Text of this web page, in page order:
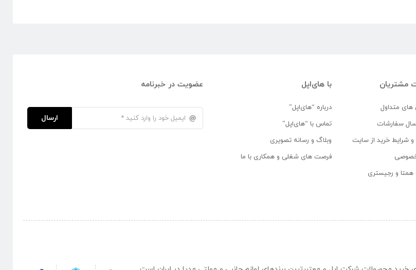
مشتریان
متداول
سفارشات
و شرایط خرید از سایت
همتا و رجیستری
با های‌اپل
درباره “های‌اپل”
تماس با “های‌اپل”
وبلاگ و رسانه تصویری
فرصت های شغلی و همکاری با ما
عضویت در خبرنامه
ارسال